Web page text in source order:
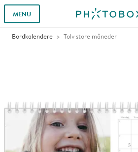
MENU
Bordkalendere Tolv store måneder